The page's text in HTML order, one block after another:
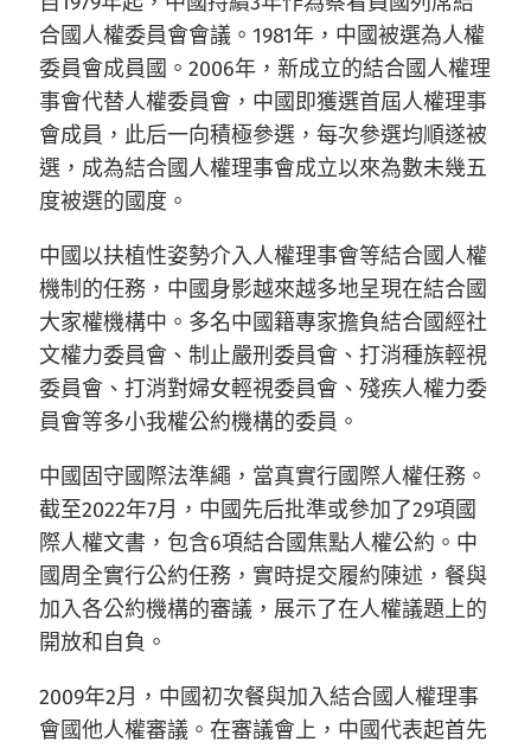
合國人權委員會會議。1981年，中國被選為人權
委員會成員國。2006年，新成立的結合國人權理
事會代替人權委員會，中國即獲選首屆人權理事
會成員，此后一向積極參選，每次參選均順遂被
選，成為結合國人權理事會成立以來為數未幾五
度被選的國度。
中國以扶植性姿勢介入人權理事會等結合國人權
機制的任務，中國身影越來越多地呈現在結合國
大家權機構中。多名中國籍專家擔負結合國經社
文權力委員會、制止嚴刑委員會、打消種族輕視
委員會、打消對婦女輕視委員會、殘疾人權力委
員會等多小我權公約機構的委員。
中國固守國際法準繩，當真實行國際人權任務。
截至2022年7月，中國先后批準或參加了29項國
際人權文書，包含6項結合國焦點人權公約。中
國周全實行公約任務，實時提交履約陳述，餐與
加入各公約機構的審議，展示了在人權議題上的
開放和自負。
2009年2月，中國初次餐與加入結合國人權理事
會國他人權審議。在審議會上，中國代表起首先